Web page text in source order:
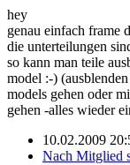
hey
genau einfach frame
die unterteilungen
so kann man teile
model :-)
models gehen oder
gehen -alles wieder
10.02.2009
Nach Mitglied